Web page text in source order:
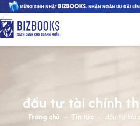
đầu tư tài chính
Trang chủ - Tin tức - đầu tư tài